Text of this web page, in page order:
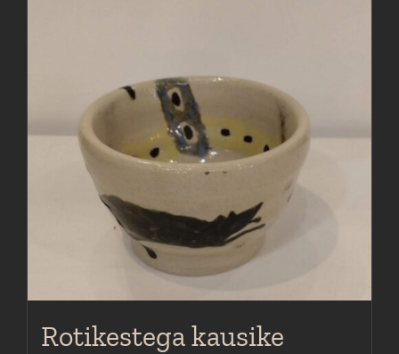
Rotikestega kausike